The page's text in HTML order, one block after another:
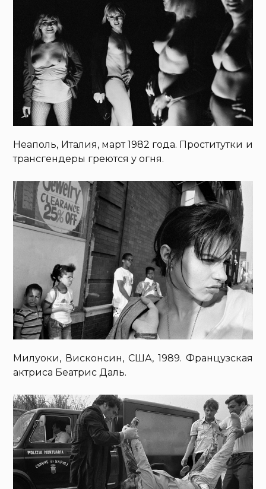
Неаполь, Италия, март 1982 года. Проститутки и
трансгендеры греются у огня.
Милуоки, Висконсин, США, 1989. Французская
актриса Беатрис Даль.